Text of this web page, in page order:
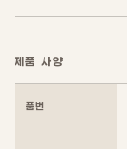
제품 사양
품번